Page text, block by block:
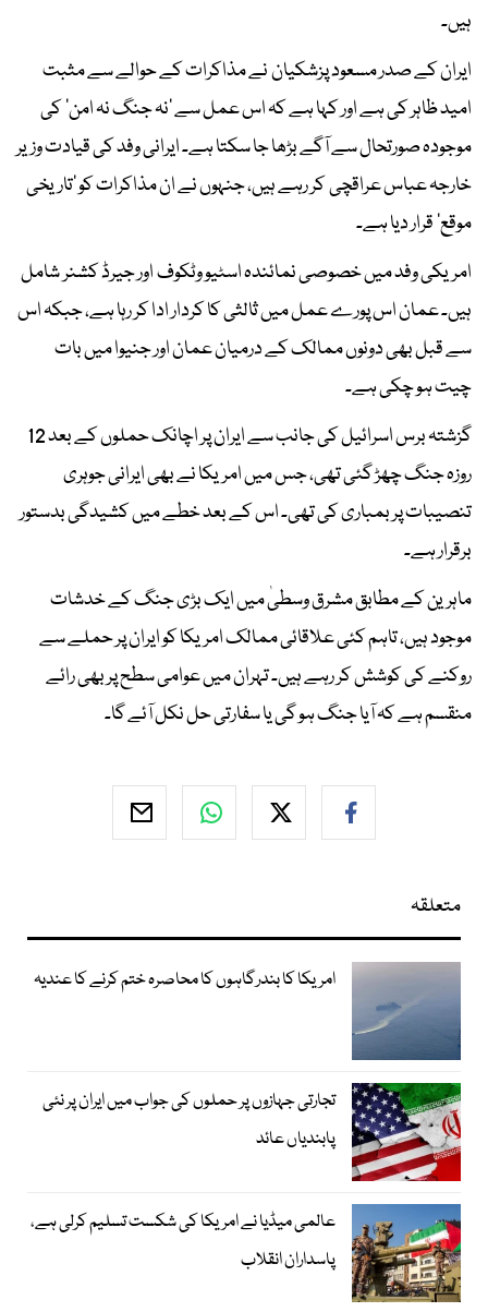
ہیں۔
ایران کے صدر مسعود پزشکیان نے مذاکرات کے حوالے سے مثبت
امید ظاہر کی ہے اور کہا ہے کہ اس عمل سے ’نہ جنگ نہ امن‘ کی
موجودہ صورتحال سے آگے بڑھا جا سکتا ہے۔ ایرانی وفد کی قیادت وزیر
خارجہ عباس عراقچی کر رہے ہیں، جنہوں نے ان مذاکرات کو ’تاریخی
موقع‘ قرار دیا ہے۔
امریکی وفد میں خصوصی نمائندہ اسٹیو وٹکوف اور جیرڈ کشنر شامل
ہیں۔ عمان اس پورے عمل میں ثالثی کا کردار ادا کر رہا ہے، جبکہ اس
سے قبل بھی دونوں ممالک کے درمیان عمان اور جنیوا میں بات
چیت ہو چکی ہے۔
گزشتہ برس اسرائیل کی جانب سے ایران پر اچانک حملوں کے بعد 12
روزہ جنگ چھڑ گئی تھی، جس میں امریکا نے بھی ایرانی جوہری
تنصیبات پر بمباری کی تھی۔ اس کے بعد خطے میں کشیدگی بدستور
برقرار ہے۔
ماہرین کے مطابق مشرق وسطیٰ میں ایک بڑی جنگ کے خدشات
موجود ہیں، تاہم کئی علاقائی ممالک امریکا کو ایران پر حملے سے
روکنے کی کوشش کر رہے ہیں۔ تہران میں عوامی سطح پر بھی رائے
منقسم ہے کہ آیا جنگ ہو گی یا سفارتی حل نکل آئے گا۔
متعلقہ
امریکا کا بندرگاہوں کا محاصرہ ختم کرنے کا عندیہ
تجارتی جہازوں پر حملوں کی جواب میں ایران پر نئی
پابندیاں عائد
عالمی میڈیا نے امریکا کی شکست تسلیم کرلی ہے،
پاسداران انقلاب